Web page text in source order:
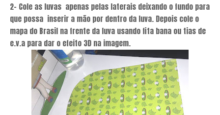
2- Cole as luvas apenas pelas laterais deixando o fundo para
que possa inserir a mão por dentro da luva. Depois cole o
mapa do Brasil na frente da luva usando fita bana ou tias de
e.v.a para dar o efeito 3D na imagem.